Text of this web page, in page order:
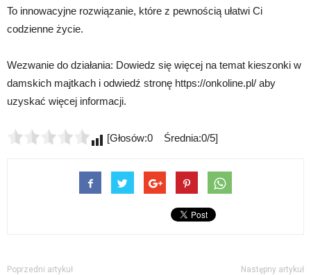
To innowacyjne rozwiązanie, które z pewnością ułatwi Ci
codzienne życie.
Wezwanie do działania: Dowiedz się więcej na temat kieszonki w
damskich majtkach i odwiedź stronę https://onkoline.pl/ aby
uzyskać więcej informacji.
[Głosów:0 Średnia:0/5]
Poprzedni artykuł Następny artykuł